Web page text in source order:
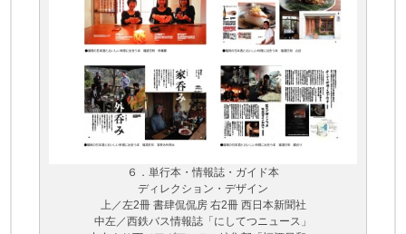
６．単行本・情報誌・ガイド本
ディレクション・デザイン
上／左2冊 書肆侃侃房 右2冊 西日本新聞社
中左／西鉄バス情報誌「にしてつニュース」